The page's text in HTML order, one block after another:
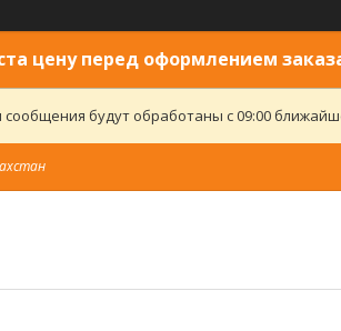
цену перед оформлением
будут обработаны с 09:00